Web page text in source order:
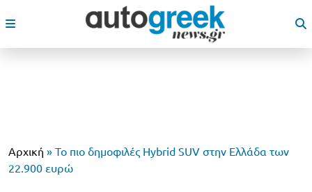
Αρχική » To πιο δημοφιλές Hybrid SUV στην Ελλάδα των
22.900 ευρώ